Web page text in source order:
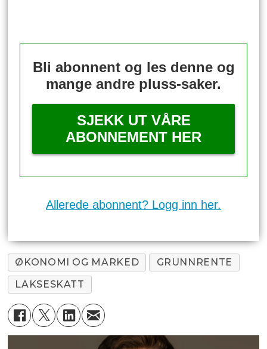
Bli abonnent og les denne og
mange andre pluss-saker.
SJEKK UT VÅRE
ABONNEMENT HER
Allerede abonnent? Logg inn her.
ØKONOMI OG MARKED
GRUNNRENTE
LAKSESKATT